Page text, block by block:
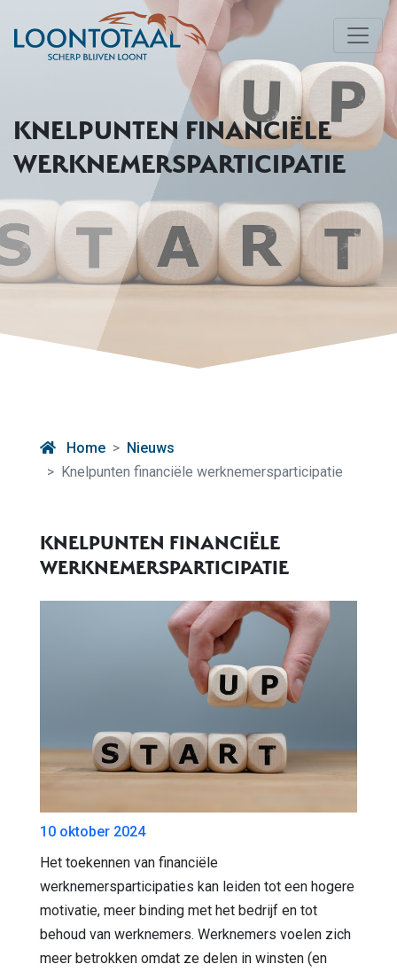
KNELPUNTEN FINANCIËLE
WERKNEMERSPARTICIPATIE
Home
Nieuws
Knelpunten financiële werknemersparticipatie
KNELPUNTEN FINANCIËLE
WERKNEMERSPARTICIPATIE
10 oktober 2024
Het toekennen van financiële
werknemersparticipaties kan leiden tot een hogere
motivatie, meer binding met het bedrijf en tot
behoud van werknemers. Werknemers voelen zich
meer betrokken omdat ze delen in winsten (en